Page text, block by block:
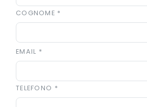
COGNOME *
EMAIL *
TELEFONO *